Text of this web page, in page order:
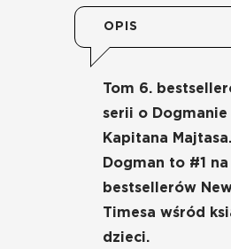
OPIS
Tom 6.
serii o
Kapitana Majtasa.
Dogman to #1
bestsellerów
Timesa wśród
dzieci.